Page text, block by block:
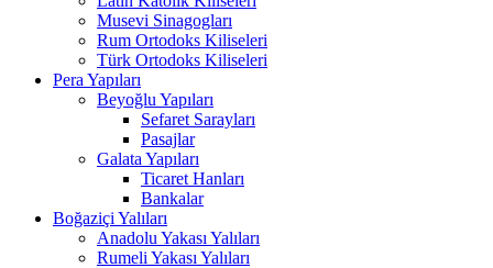
Musevi Sinagogları
Rum Ortodoks Kiliseleri
Türk Ortodoks Kiliseleri
Pera Yapıları
Beyoğlu Yapıları
Sefaret Sarayları
Pasajlar
Galata Yapıları
Ticaret Hanları
Bankalar
Boğaziçi Yalıları
Anadolu Yakası Yalıları
Rumeli Yakası Yalıları